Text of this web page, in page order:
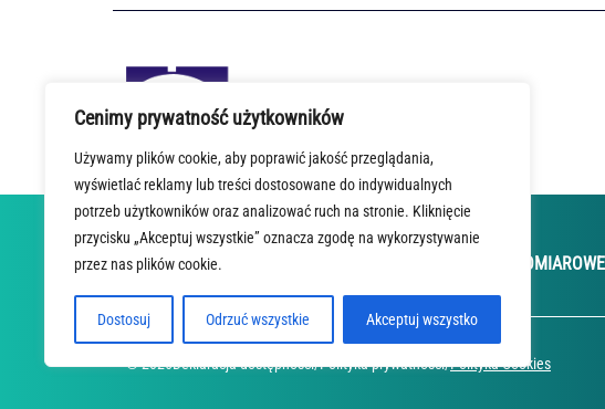
Cenimy prywatność użytkowników
Używamy plików cookie, aby poprawić jakość przeglądania,
wyświetlać reklamy lub treści dostosowane do indywidualnych
potrzeb użytkowników oraz analizować ruch na stronie. Kliknięcie
przycisku „Akceptuj wszystkie” oznacza zgodę na wykorzystywanie
przez nas plików cookie.
Dostosuj Odrzuć wszystkie Akceptuj wszystko
STRONA GŁÓWNA STACJE POMIAROWE
© 2026Deklaracja dostępności/Polityka prywatności/Polityka Cookies